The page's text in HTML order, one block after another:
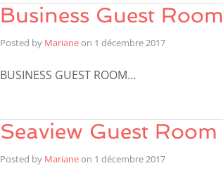
Business Guest Room
Posted by Marianeon 1 décembre 2017
BUSINESS GUEST ROOM…
Seaview Guest Room
Posted by Marianeon 1 décembre 2017